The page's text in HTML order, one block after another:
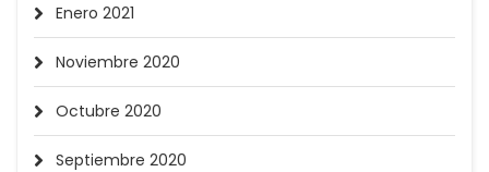
Enero 2021
Noviembre 2020
Octubre 2020
Septiembre 2020